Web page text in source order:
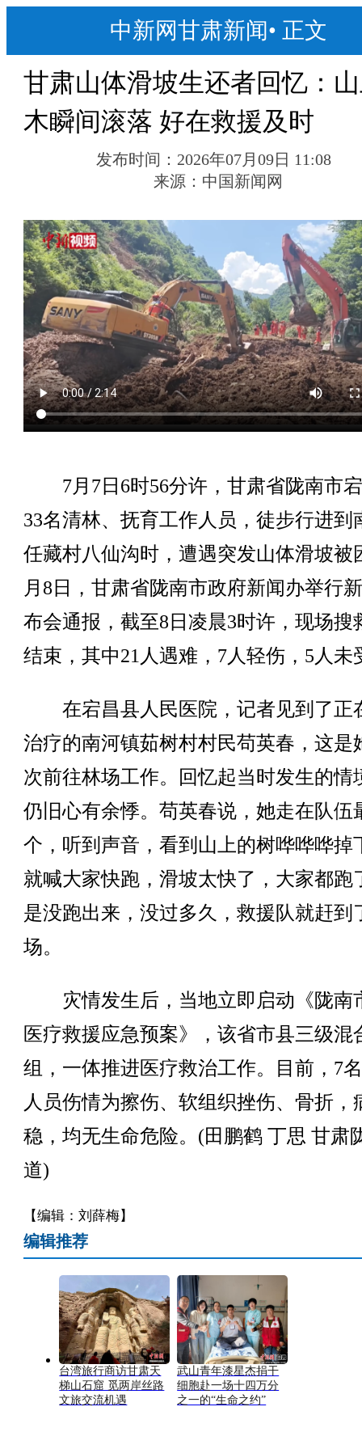
中新网甘肃新闻• 正文
甘肃山体滑坡生还者回忆：
木瞬间滚落 好在救援及时
发布时间： 2026年07月09日 11:08
来源： 中国新闻网
7月7日6时56分许，甘肃省陇南市
33名清林、抚育工作人员，徒步行进到
任藏村八仙沟时，遭遇突发山体滑坡被
月8日，甘肃省陇南市政府新闻办举行
布会通报，截至8日凌晨3时许，现场搜
结束，其中21人遇难，7人轻伤，5人未
在宕昌县人民医院，记者见到了正
治疗的南河镇茹树村村民苟英春，这是
次前往林场工作。回忆起当时发生的情
仍旧心有余悸。苟英春说，她走在队伍
个，听到声音，看到山上的树哗哗哗掉
就喊大家快跑，滑坡太快了，大家都跑
是没跑出来，没过多久，救援队就赶到
场。
灾情发生后，当地立即启动《陇南
医疗救援应急预案》，该省市县三级混
组，一体推进医疗救治工作。目前，7
人员伤情为擦伤、软组织挫伤、骨折，
稳，均无生命危险。(田鹏鹤 丁思 甘肃
道)
【编辑：刘薛梅】
编辑推荐
台湾旅行商访甘肃天
梯山石窟 觅两岸丝路
文旅交流机遇
武山青年漆星杰捐干
细胞赴一场十四万分
之一的“生命之约”